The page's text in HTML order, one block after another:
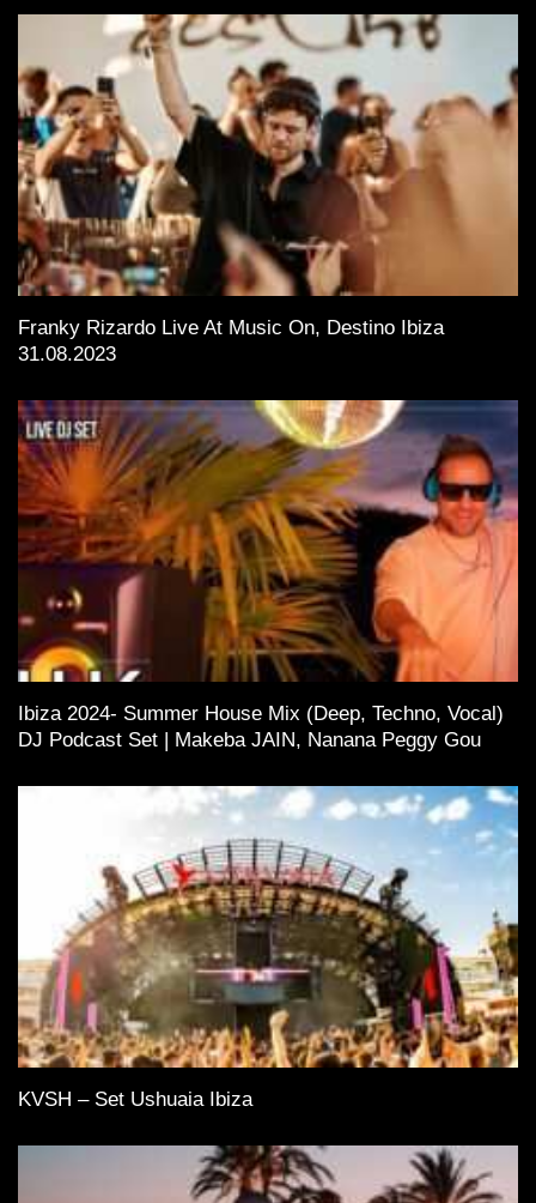
Franky Rizardo Live At Music On, Destino Ibiza
31.08.2023
Ibiza 2024- Summer House Mix (Deep, Techno, Vocal)
DJ Podcast Set | Makeba JAIN, Nanana Peggy Gou
KVSH – Set Ushuaia Ibiza